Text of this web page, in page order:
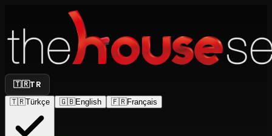
🇹🇷TR
🇹🇷Türkçe 🇬🇧English 🇫🇷Français